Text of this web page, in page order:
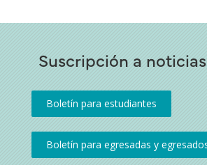
Suscripción a noticias